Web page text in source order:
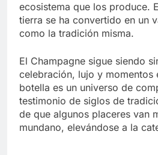
ecosistema que los produce.
tierra se ha convertido en un
como la tradición misma.
El Champagne sigue siendo
celebración, lujo y momentos
botella es un universo de
testimonio de siglos de
de que algunos placeres van
mundano, elevándose a la